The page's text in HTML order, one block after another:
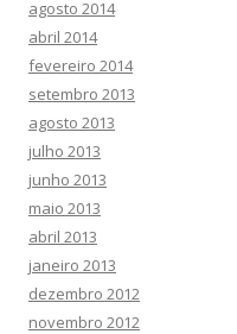
agosto 2014
abril 2014
fevereiro 2014
setembro 2013
agosto 2013
julho 2013
junho 2013
maio 2013
abril 2013
janeiro 2013
dezembro 2012
novembro 2012